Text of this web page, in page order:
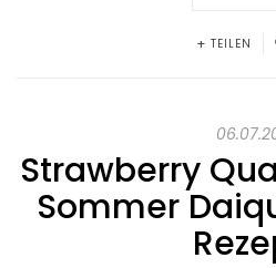
TEILEN
Strawberry
Sommer